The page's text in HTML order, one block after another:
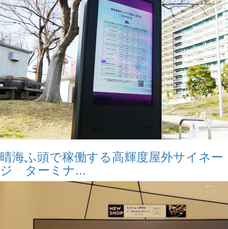
晴海ふ頭で稼働する高輝度屋外サイネー
ジ ターミナ...